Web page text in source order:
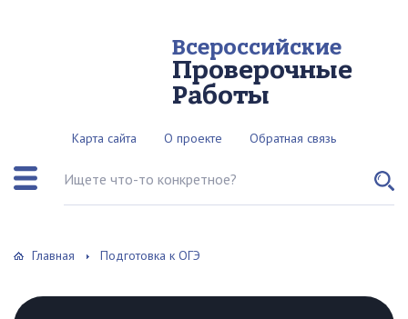
Всероссийские
Проверочные
Работы
Карта сайта О проекте Обратная связь
Поиск по сайту
Главная Подготовка к ОГЭ